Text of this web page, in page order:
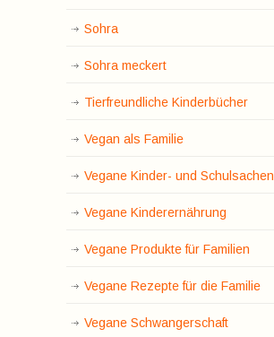
Sohra
Sohra meckert
Tierfreundliche Kinderbücher
Vegan als Familie
Vegane Kinder- und Schulsachen
Vegane Kinderernährung
Vegane Produkte für Familien
Vegane Rezepte für die Familie
Vegane Schwangerschaft